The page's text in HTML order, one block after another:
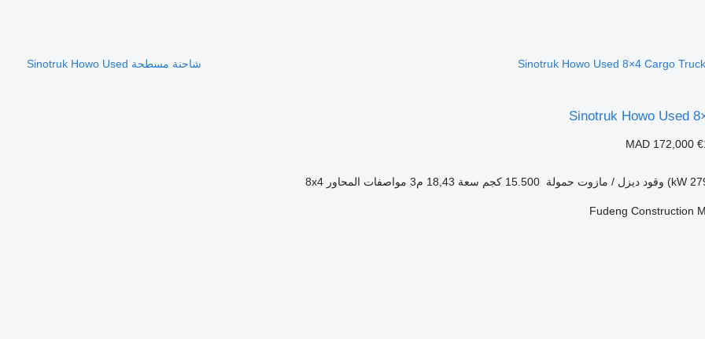
شاحنة مسطحة Sinotruk Howo Used
Sinotruk Howo Used
MAD 172,000
وقود ديزل / مازوت حمولة 15.500 كجم سعة 18,43 م3 مواصفات المحاور 8x4
Fudeng Construction